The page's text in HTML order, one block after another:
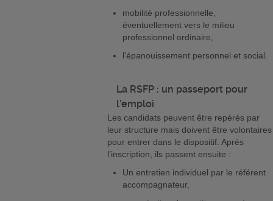
mobilité professionnelle,
éventuellement vers le milieu
professionnel ordinaire,
l'épanouissement personnel et social.
La RSFP : un passeport pour
l’emploi
Les candidats peuvent être repérés par
leur structure mais doivent être volontaires
pour entrer dans le dispositif. Après
l’inscription, ils passent ensuite :
Un entretien individuel par le référent
accompagnateur,